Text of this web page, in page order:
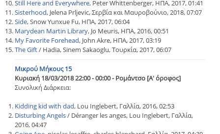
Still Here and Everywhere, Peter Whittenberger, ΗΠΑ, 2017, 01:41
Sisterhood, Jelena Prljevic, Σερβία και Μαυροβούνιο, 2018, 07:07
Side, Snow Yunxue Fu, ΗΠΑ, 2017, 06:04
Marydean Martin Library, Jo Meuris, ΗΠΑ, 2016, 00:51
My Favorite Forehead, John Akre, ΗΠΑ, 2017, 03:19
The Gift/ Hadia, Sinem Sakaoglu, Τουρκία, 2017, 06:07
Μικρού Μήκους 15
Κυριακή 18/03/2018 22:00 - 00:00 - Ρομάντσο [Α' όροφος]
Συνολική Διάρκεια:
Kidding kid with dad, Lou Inglebert, Γαλλία, 2016, 02:53
Disturbing Angels/ Déranger les anges, Lou Inglebert, Γαλλία,
2016, 04:47